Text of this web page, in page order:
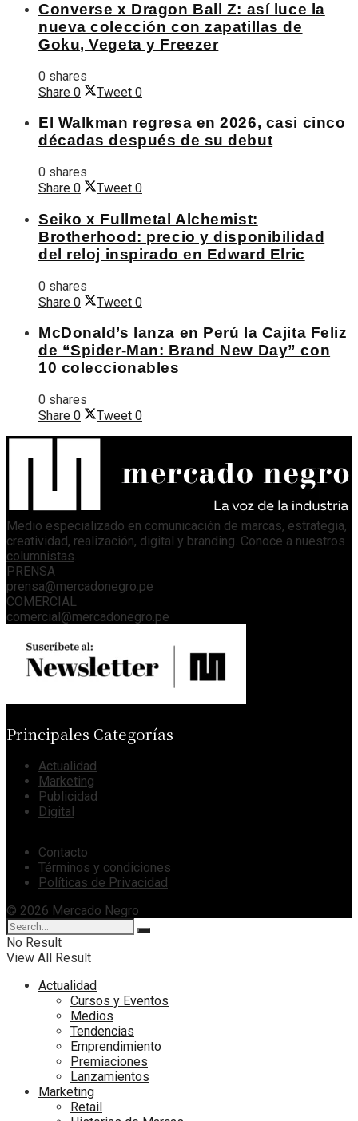
Converse x Dragon Ball Z: así luce la
nueva colección con zapatillas de
Goku, Vegeta y Freezer
0 shares
Share 0 Tweet 0
El Walkman regresa en 2026, casi cinco
décadas después de su debut
0 shares
Share 0 Tweet 0
Seiko x Fullmetal Alchemist:
Brotherhood: precio y disponibilidad
del reloj inspirado en Edward Elric
0 shares
Share 0 Tweet 0
McDonald’s lanza en Perú la Cajita Feliz
de “Spider-Man: Brand New Day” con
10 coleccionables
0 shares
Share 0 Tweet 0
Medio especializado en comunicación de marcas, estrategia,
creatividad, realización, digital y branding. Conoce a nuestros
columnistas.
PRENSA
prensa@mercadonegro.pe
COMERCIAL
comercial@mercadonegro.pe
Principales Categorías
Actualidad
Marketing
Publicidad
Digital
Contacto
Términos y condiciones
Políticas de Privacidad
© 2026 Mercado Negro
No Result
View All Result
Actualidad
Cursos y Eventos
Medios
Tendencias
Emprendimiento
Premiaciones
Lanzamientos
Marketing
Retail